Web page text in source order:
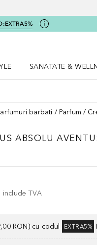
EXTRA5%
Douglas
SANATATE &
barbati Parfum
ABSOLU
include TVA
RON) cu codul EXTRA5%